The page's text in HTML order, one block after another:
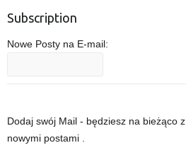
Subscription
Nowe Posty na E-mail:
Dodaj swój Mail - będziesz na bieżąco z
nowymi postami .